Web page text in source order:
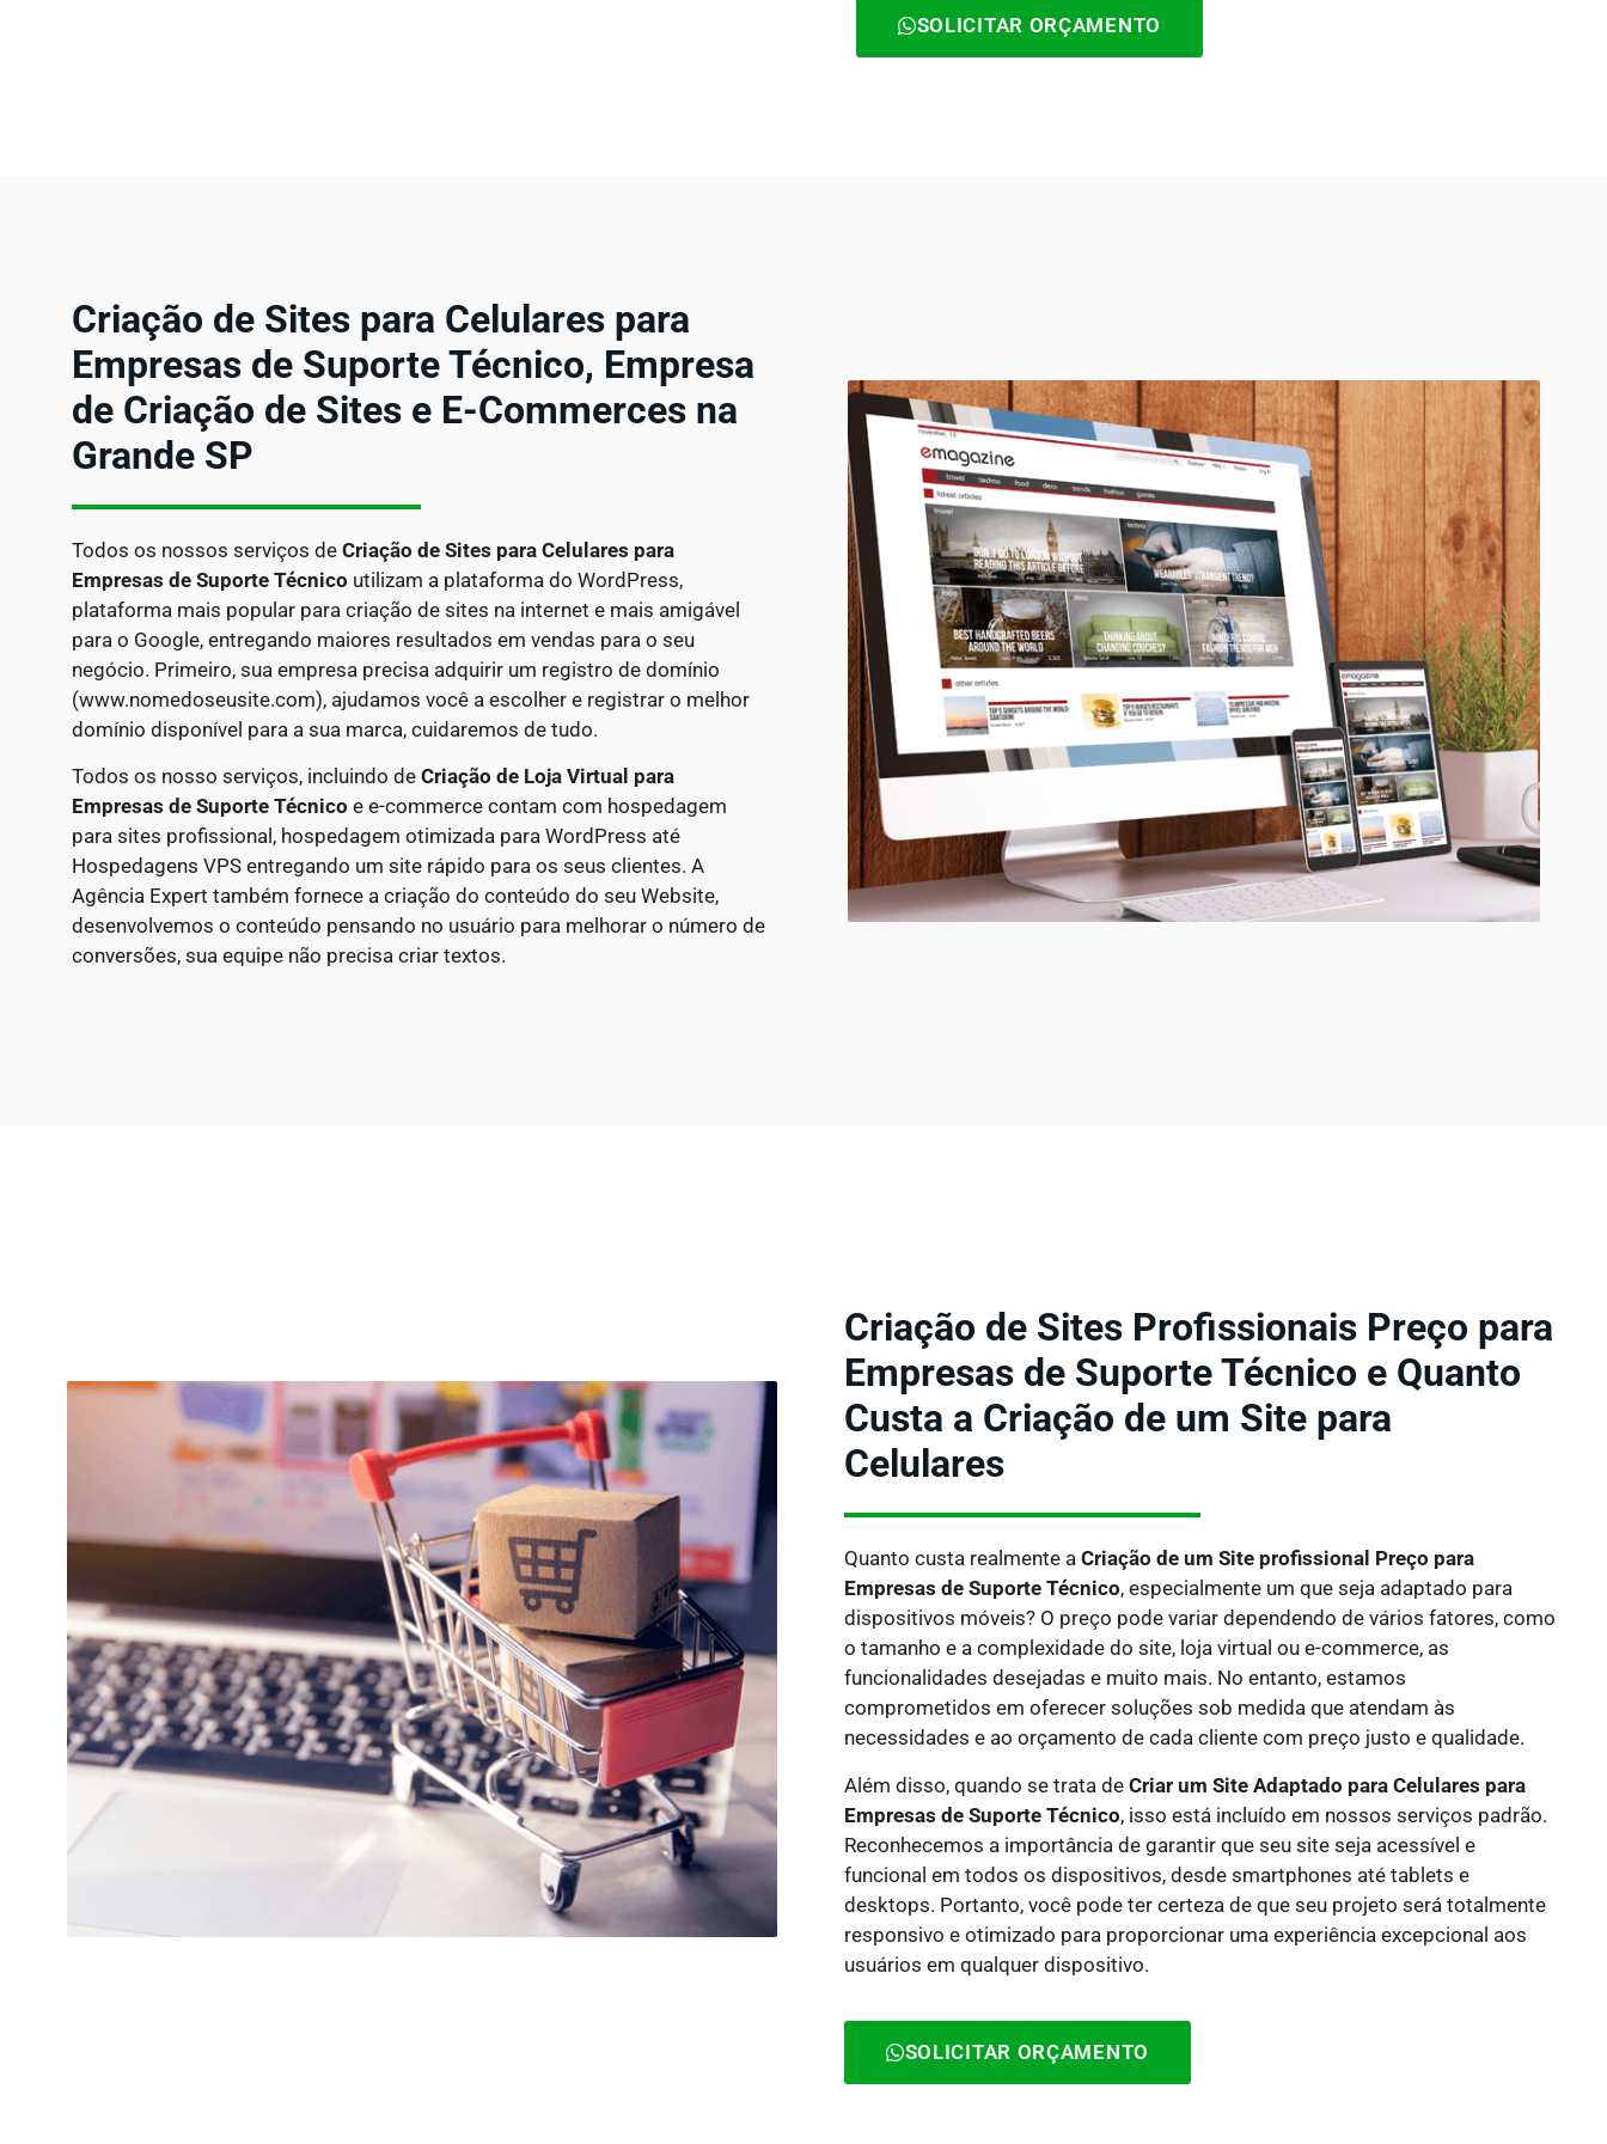
SOLICITAR ORÇAMENTO
Criação de Sites para Celulares para
Empresas de Suporte Técnico, Empresa
de Criação de Sites e E-Commerces na
Grande SP
Todos os nossos serviços de Criação de Sites para Celulares para
Empresas de Suporte Técnico utilizam a plataforma do WordPress,
plataforma mais popular para criação de sites na internet e mais amigável
para o Google, entregando maiores resultados em vendas para o seu
negócio. Primeiro, sua empresa precisa adquirir um registro de domínio
(www.nomedoseusite.com), ajudamos você a escolher e registrar o melhor
domínio disponível para a sua marca, cuidaremos de tudo.
Todos os nosso serviços, incluindo de Criação de Loja Virtual para
Empresas de Suporte Técnico e e-commerce contam com hospedagem
para sites profissional, hospedagem otimizada para WordPress até
Hospedagens VPS entregando um site rápido para os seus clientes. A
Agência Expert também fornece a criação do conteúdo do seu Website,
desenvolvemos o conteúdo pensando no usuário para melhorar o número de
conversões, sua equipe não precisa criar textos.
Criação de Sites Profissionais Preço para
Empresas de Suporte Técnico e Quanto
Custa a Criação de um Site para
Celulares
Quanto custa realmente a Criação de um Site profissional Preço para
Empresas de Suporte Técnico, especialmente um que seja adaptado para
dispositivos móveis? O preço pode variar dependendo de vários fatores, como
o tamanho e a complexidade do site, loja virtual ou e-commerce, as
funcionalidades desejadas e muito mais. No entanto, estamos
comprometidos em oferecer soluções sob medida que atendam às
necessidades e ao orçamento de cada cliente com preço justo e qualidade.
Além disso, quando se trata de Criar um Site Adaptado para Celulares para
Empresas de Suporte Técnico, isso está incluído em nossos serviços padrão.
Reconhecemos a importância de garantir que seu site seja acessível e
funcional em todos os dispositivos, desde smartphones até tablets e
desktops. Portanto, você pode ter certeza de que seu projeto será totalmente
responsivo e otimizado para proporcionar uma experiência excepcional aos
usuários em qualquer dispositivo.
SOLICITAR ORÇAMENTO